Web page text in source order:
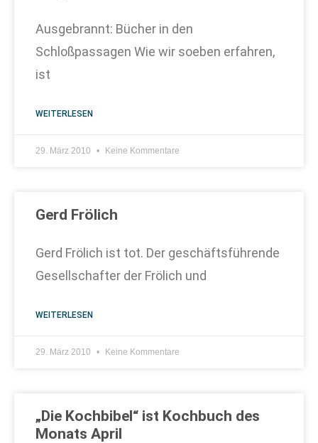
Ausgebrannt: Bücher in den
Schloßpassagen Wie wir soeben erfahren,
ist
WEITERLESEN
29. März 2010 Keine Kommentare
Gerd Frölich
Gerd Frölich ist tot. Der geschäftsführende
Gesellschafter der Frölich und
WEITERLESEN
29. März 2010 Keine Kommentare
„Die Kochbibel“ ist Kochbuch des
Monats April